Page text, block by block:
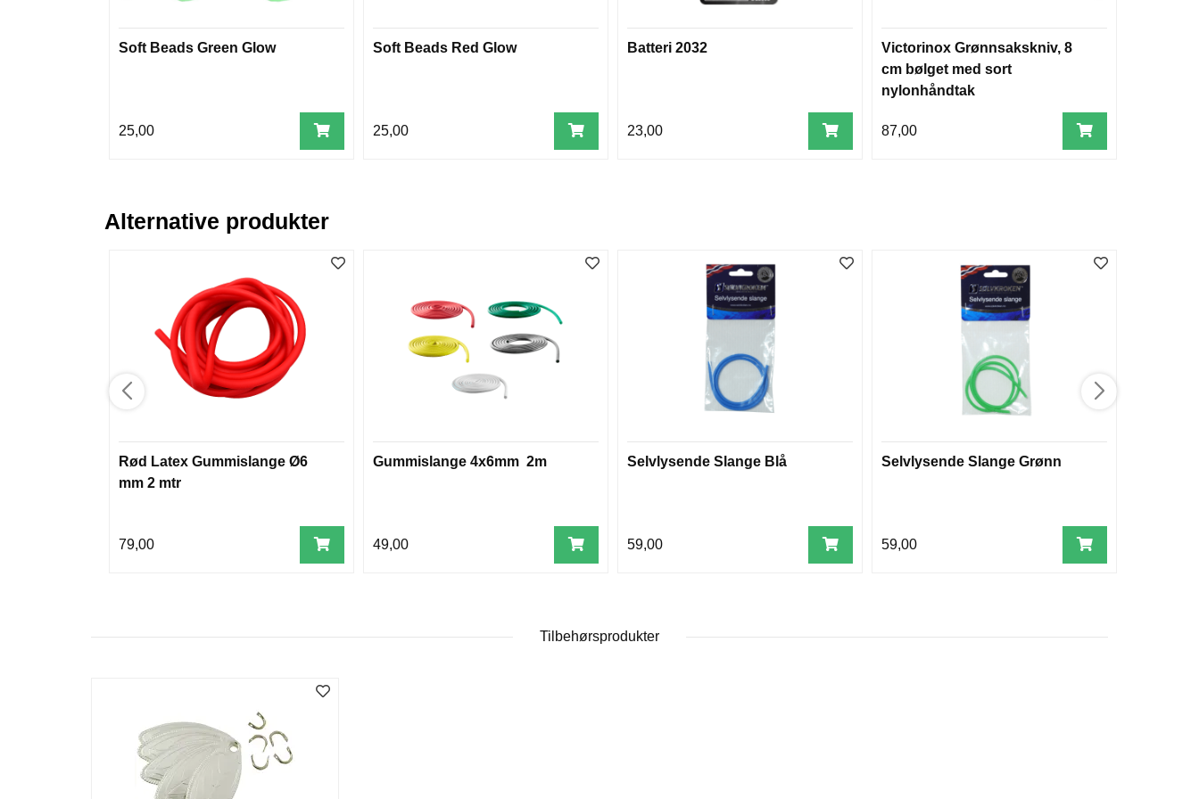
Soft Beads Green Glow
25,00
Soft Beads Red Glow
25,00
Batteri 2032
23,00
Victorinox Grønnsakskniv, 8
cm bølget med sort
nylonhåndtak
87,00
Alternative produkter
Rød Latex Gummislange Ø6
mm 2 mtr
79,00
Gummislange 4x6mm 2m
49,00
Selvlysende Slange Blå
59,00
Selvlysende Slange Grønn
59,00
Tilbehørsprodukter